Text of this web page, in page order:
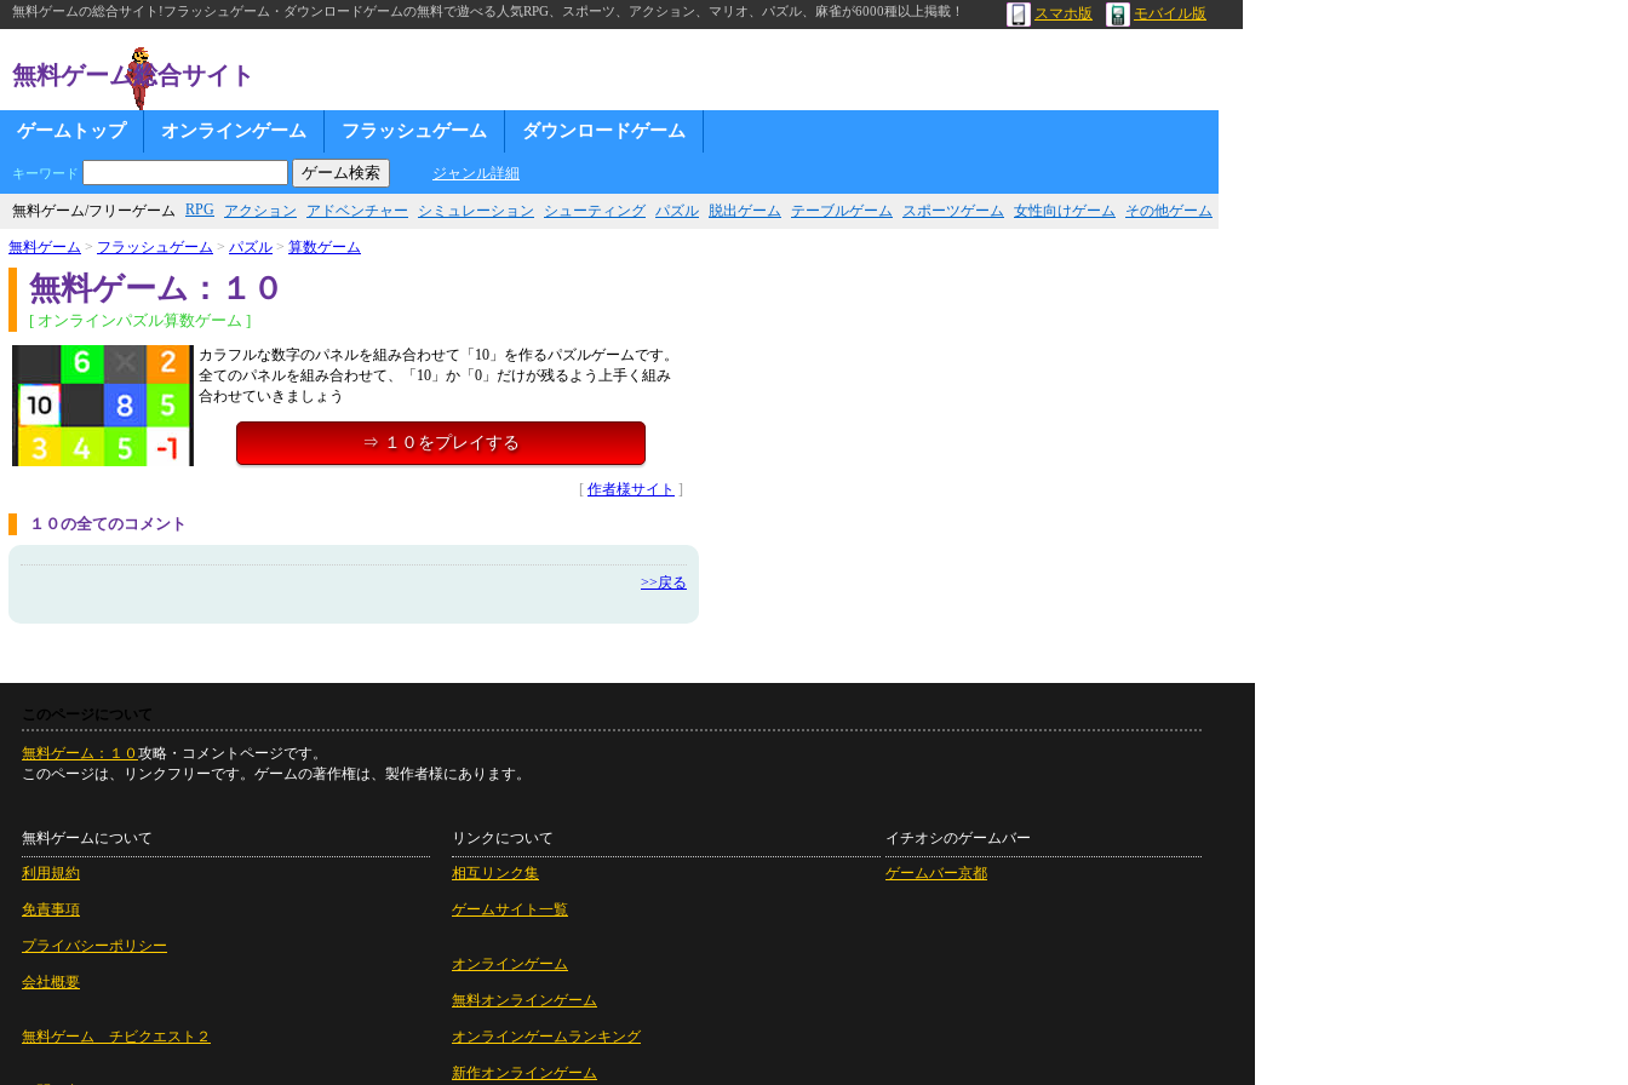
無料ゲームの総合サイト!フラッシュゲーム・ダウンロードゲームの無料で遊べる人気RPG、スポーツ、アクション、マリオ、パズル、麻雀が6000種以上掲載！ スマホ版 モバイル版
無料ゲーム総合サイト
ゲームトップ オンラインゲーム フラッシュゲーム ダウンロードゲーム
キーワード ジャンル詳細
無料ゲーム/フリーゲーム RPG アクション アドベンチャー シミュレーション シューティング パズル 脱出ゲーム テーブルゲーム スポーツゲーム 女性向けゲーム その他ゲーム
無料ゲーム > フラッシュゲーム > パズル > 算数ゲーム
無料ゲーム：１０
[ オンラインパズル算数ゲーム ]
カラフルな数字のパネルを組み合わせて「10」を作るパズルゲームです。
全てのパネルを組み合わせて、「10」か「0」だけが残るよう上手く組み
合わせていきましょう
⇒ １０をプレイする
[ 作者様サイト ]
１０の全てのコメント
>>戻る
このページについて
無料ゲーム：１０ 攻略・コメントページです。
このページは、リンクフリーです。ゲームの著作権は、製作者様にあります。
無料ゲームについて
利用規約
免責事項
プライバシーポリシー
会社概要
無料ゲーム チビクエスト２
リンクについて
相互リンク集
ゲームサイト一覧
オンラインゲーム
無料オンラインゲーム
オンラインゲームランキング
新作オンラインゲーム
イチオシのゲームバー
ゲームバー京都